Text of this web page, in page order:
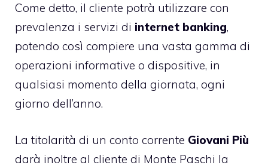
Come detto, il cliente potrà utilizzare con
prevalenza i servizi di internet banking,
potendo così compiere una vasta gamma di
operazioni informative o dispositive, in
qualsiasi momento della giornata, ogni
giorno dell’anno.
La titolarità di un conto corrente Giovani Più
darà inoltre al cliente di Monte Paschi la